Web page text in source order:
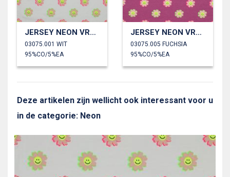
JERSEY NEON VROLIJKE BLOEMEN
03075.001 WIT
95%CO/5%EA
JERSEY NEON VROLIJKE BLOEMEN
03075.005 FUCHSIA
95%CO/5%EA
Deze artikelen zijn wellicht ook interessant voor u
in de categorie: Neon